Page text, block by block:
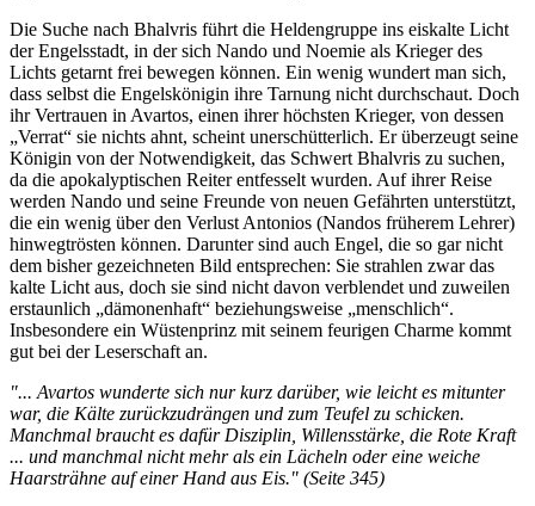
Die Suche nach Bhalvris führt die Heldengruppe ins eiskalte Licht
der Engelsstadt, in der sich Nando und Noemie als Krieger des
Lichts getarnt frei bewegen können. Ein wenig wundert man sich,
dass selbst die Engelskönigin ihre Tarnung nicht durchschaut. Doch
ihr Vertrauen in Avartos, einen ihrer höchsten Krieger, von dessen
„Verrat“ sie nichts ahnt, scheint unerschütterlich. Er überzeugt seine
Königin von der Notwendigkeit, das Schwert Bhalvris zu suchen,
da die apokalyptischen Reiter entfesselt wurden. Auf ihrer Reise
werden Nando und seine Freunde von neuen Gefährten unterstützt,
die ein wenig über den Verlust Antonios (Nandos früherem Lehrer)
hinwegtrösten können. Darunter sind auch Engel, die so gar nicht
dem bisher gezeichneten Bild entsprechen: Sie strahlen zwar das
kalte Licht aus, doch sie sind nicht davon verblendet und zuweilen
erstaunlich „dämonenhaft“ beziehungsweise „menschlich“.
Insbesondere ein Wüstenprinz mit seinem feurigen Charme kommt
gut bei der Leserschaft an.
"... Avartos wunderte sich nur kurz darüber, wie leicht es mitunter
war, die Kälte zurückzudrängen und zum Teufel zu schicken.
Manchmal braucht es dafür Disziplin, Willensstärke, die Rote Kraft
... und manchmal nicht mehr als ein Lächeln oder eine weiche
Haarsträhne auf einer Hand aus Eis." (Seite 345)